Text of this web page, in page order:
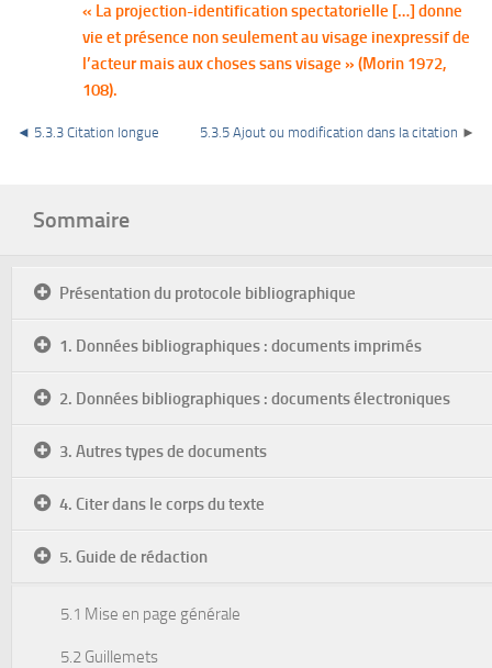
« La projection-identification spectatorielle […] donne
vie et présence non seulement au visage inexpressif de
l’acteur mais aux choses sans visage » (Morin 1972,
108).
◄ 5.3.3 Citation longue 5.3.5 Ajout ou modification dans la citation ►
Sommaire
Présentation du protocole bibliographique
1. Données bibliographiques : documents imprimés
2. Données bibliographiques : documents électroniques
3. Autres types de documents
4. Citer dans le corps du texte
5. Guide de rédaction
5.1 Mise en page générale
5.2 Guillemets